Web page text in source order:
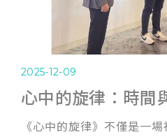
2025-12-09
心中的旋律：時間
《心中的旋律》不僅是一